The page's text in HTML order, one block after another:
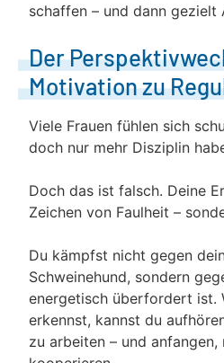
schaffen – und dann
Der
Motivation zu
Viele Frauen fühlen sich
doch nur mehr Disziplin
Doch das ist falsch. Deine
Zeichen von Faulheit –
Du kämpfst nicht gegen
Schweinehund, sondern
energetisch überfordert ist.
erkennst, kannst du
zu arbeiten – und